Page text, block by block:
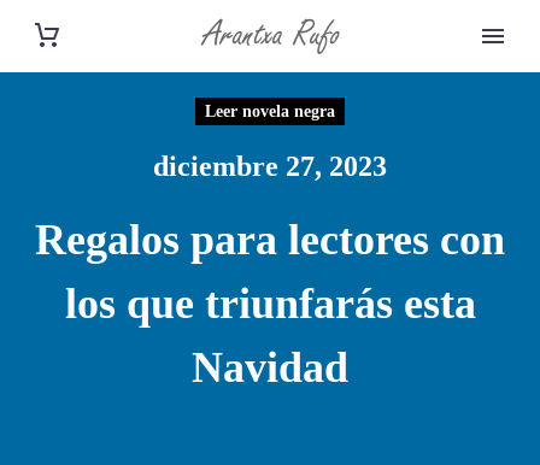
Leer novela negra
diciembre 27, 2023
Regalos para lectores con
los que triunfarás esta
Navidad